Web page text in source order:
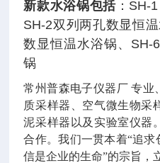
新款水浴锅包括：SH-
SH-2双列两孔数显恒
数显恒温水浴锅、SH-
锅
常州普森电子仪器厂 专业
质采样器、空气微生物采
泥采样器以及实验室仪器
合作。我们一贯本着“追求
信是企业的生命”的宗旨 ，